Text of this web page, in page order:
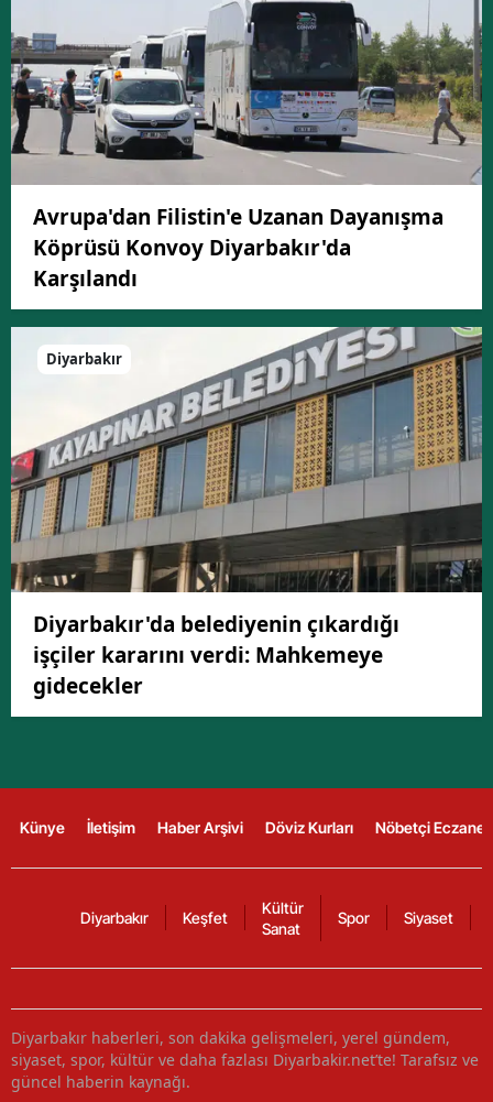
Avrupa'dan Filistin'e Uzanan Dayanışma
Köprüsü Konvoy Diyarbakır'da
Karşılandı
Diyarbakır
Diyarbakır'da belediyenin çıkardığı
işçiler kararını verdi: Mahkemeye
gidecekler
Künye İletişim Haber Arşivi Döviz Kurları Nöbetçi
Diyarbakır Keşfet
Kültür
Sanat
Spor Siyaset
Diyarbakır haberleri, son dakika gelişmeleri, yerel gündem,
siyaset, spor, kültür ve daha fazlası Diyarbakir.net’te! Tarafsız ve
güncel haberin kaynağı.